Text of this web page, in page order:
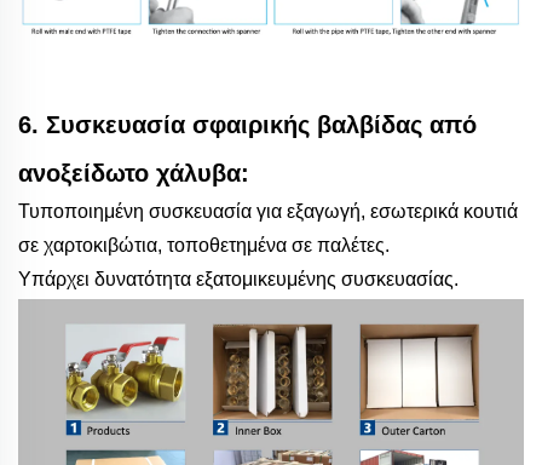
6. Συσκευασία σφαιρικής βαλβίδας από
ανοξείδωτο χάλυβα:
Τυποποιημένη συσκευασία για εξαγωγή, εσωτερικά κουτιά
σε χαρτοκιβώτια, τοποθετημένα σε παλέτες.
Υπάρχει δυνατότητα εξατομικευμένης συσκευασίας.